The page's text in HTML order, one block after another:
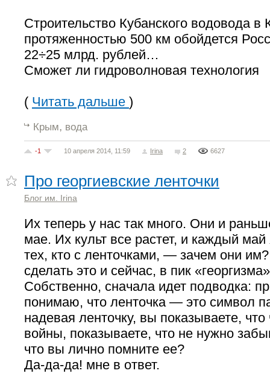
Строительство Кубанского водовода в
протяженностью 500 км обойдется
22÷25 млрд. рублей…
Сможет ли гидроволновая технология
( Читать дальше )
Крым, вода
-1 10 апреля 2014, 11:59 Irina 2 6627
Про георгиевские ленточки
Блог им. Irina
Их теперь у нас так много. Они и
мае. Их культ все растет, и каждый
тех, кто с ленточками, — зачем они
сделать это и сейчас, в пик
Собственно, сначала идет подводка:
понимаю, что ленточка — это символ
надевая ленточку, вы показываете, что
войны, показываете, что не нужно
что вы лично помните ее?
Да-да-да! мне в ответ.